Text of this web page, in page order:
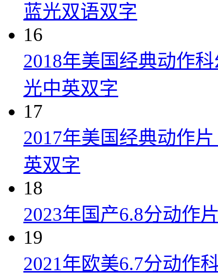
蓝光双语双字
16
2018年美国经典动作
光中英双字
17
2017年美国经典动作
英双字
18
2023年国产6.8分动作
19
2021年欧美6.7分动作